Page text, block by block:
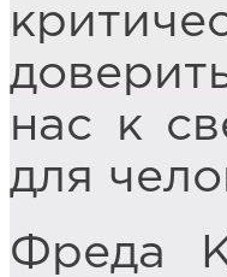
нас к
для
Фреда